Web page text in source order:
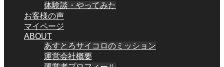
体験談・やってみた
お客様の声
マイページ
ABOUT
あすとろサイコロのミッション
運営会社概要